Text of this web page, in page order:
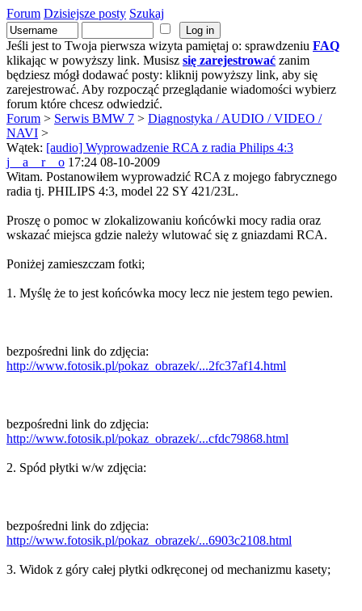
Forum Dzisiejsze posty Szukaj
Jeśli jest to Twoja pierwsza wizyta pamiętaj o: sprawdzeniu FAQ
klikając w powyższy link. Musisz się zarejestrować zanim
będziesz mógł dodawać posty: kliknij powyższy link, aby się
zarejestrować. Aby rozpocząć przeglądanie wiadomości wybierz
forum które chcesz odwiedzić.
Forum > Serwis BMW 7 > Diagnostyka / AUDIO / VIDEO /
NAVI >
Wątek: [audio] Wyprowadzenie RCA z radia Philips 4:3
j__a__r__o 17:24 08-10-2009
Witam. Postanowiłem wyprowadzić RCA z mojego fabrycznego
radia tj. PHILIPS 4:3, model 22 SY 421/23L.
Proszę o pomoc w zlokalizowaniu końcówki mocy radia oraz
wskazać miejsca gdzie należy wlutować się z gniazdami RCA.
Poniżej zamieszczam fotki;
1. Myślę że to jest końcówka mocy lecz nie jestem tego pewien.
bezpośredni link do zdjęcia:
http://www.fotosik.pl/pokaz_obrazek/...2fc37af14.html
bezpośredni link do zdjęcia:
http://www.fotosik.pl/pokaz_obrazek/...cfdc79868.html
2. Spód płytki w/w zdjęcia:
bezpośredni link do zdjęcia:
http://www.fotosik.pl/pokaz_obrazek/...6903c2108.html
3. Widok z góry całej płytki odkręconej od mechanizmu kasety;